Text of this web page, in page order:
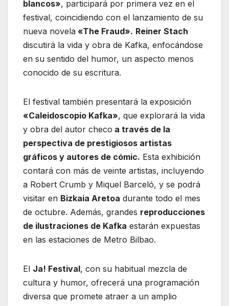
blancos», participará por primera vez en el
festival, coincidiendo con el lanzamiento de su
nueva novela «The Fraud». Reiner Stach
discutirá la vida y obra de Kafka, enfocándose
en su sentido del humor, un aspecto menos
conocido de su escritura.
El festival también presentará la exposición
«Caleidoscopio Kafka», que explorará la vida
y obra del autor checo a través de la
perspectiva de prestigiosos artistas
gráficos y autores de cómic. Esta exhibición
contará con más de veinte artistas, incluyendo
a Robert Crumb y Miquel Barceló, y se podrá
visitar en Bizkaia Aretoa durante todo el mes
de octubre. Además, grandes reproducciones
de ilustraciones de Kafka estarán expuestas
en las estaciones de Metro Bilbao.
El Ja! Festival, con su habitual mezcla de
cultura y humor, ofrecerá una programación
diversa que promete atraer a un amplio